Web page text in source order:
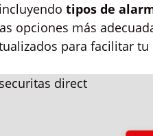
tipos de
opciones más
para facilitar tu